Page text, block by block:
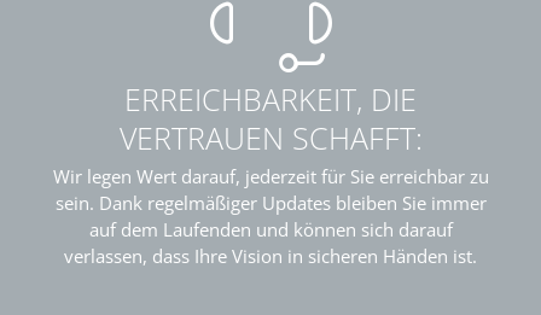
ERREICHBARKEIT, DIE
VERTRAUEN SCHAFFT:
Wir legen Wert darauf, jederzeit für Sie erreichbar zu
sein. Dank regelmäßiger Updates bleiben Sie immer
auf dem Laufenden und können sich darauf
verlassen, dass Ihre Vision in sicheren Händen ist.